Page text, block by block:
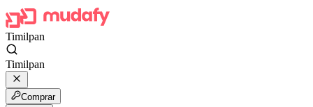
Timilpan
Timilpan
Comprar